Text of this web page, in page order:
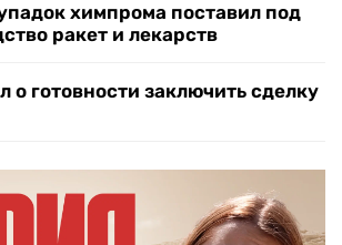
химпрома поставил под
ракет и лекарств
о готовности заключить сделку